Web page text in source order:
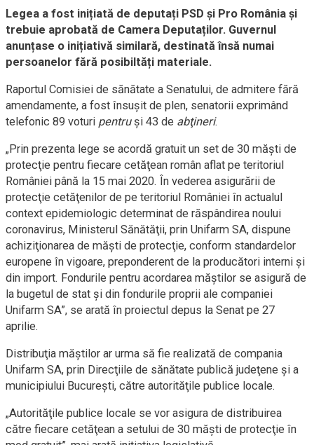
Legea a fost inițiată de deputați PSD și Pro România și
trebuie aprobată de Camera Deputaților. Guvernul
anunțase o inițiativă similară, destinată însă numai
persoanelor fără posibiltăți materiale.
Raportul Comisiei de sănătate a Senatului, de admitere fără
amendamente, a fost însuşit de plen, senatorii exprimând
telefonic 89 voturi pentruşi 43 de abţineri.
„Prin prezenta lege se acordă gratuit un set de 30 măşti de
protecţie pentru fiecare cetăţean român aflat pe teritoriul
României până la 15 mai 2020. În vederea asigurării de
protecţie cetăţenilor de pe teritoriul României în actualul
context epidemiologic determinat de răspândirea noului
coronavirus, Ministerul Sănătăţii, prin Unifarm SA, dispune
achiziţionarea de măşti de protecţie, conform standardelor
europene în vigoare, preponderent de la producători interni şi
din import. Fondurile pentru acordarea măştilor se asigură de
la bugetul de stat şi din fondurile proprii ale companiei
Unifarm SA”, se arată în proiectul depus la Senat pe 27
aprilie.
Distribuţia măştilor ar urma să fie realizată de compania
Unifarm SA, prin Direcţiile de sănătate publică judeţene şi a
municipiului Bucureşti, către autorităţile publice locale.
„Autorităţile publice locale se vor asigura de distribuirea
către fiecare cetăţean a setului de 30 măşti de protecţie în